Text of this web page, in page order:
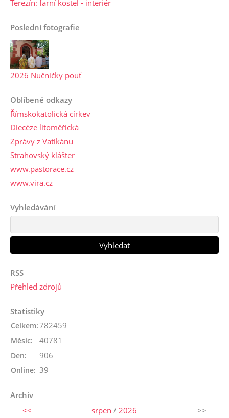
Terezín: farní kostel - interiér
Poslední fotografie
2026 Nučničky pouť
Oblíbené odkazy
Římskokatolická církev
Diecéze litoměřická
Zprávy z Vatikánu
Strahovský klášter
www.pastorace.cz
www.vira.cz
Vyhledávání
RSS
Přehled zdrojů
Statistiky
Online: 39
Celkem:782459
Měsíc: 40781
Den: 906
Archiv
<<
srpen / 2026 >>